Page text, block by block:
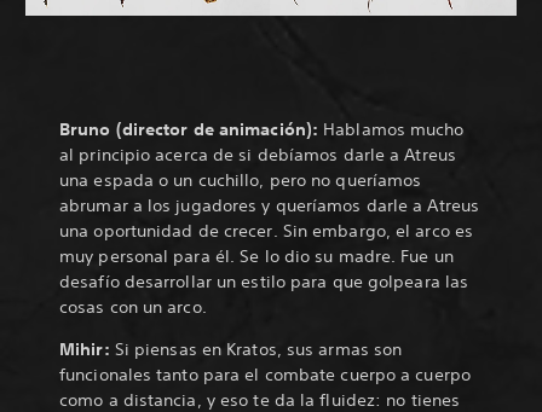
Bruno (director de animación): Hablamos mucho
al principio acerca de si debíamos darle a Atreus
una espada o un cuchillo, pero no queríamos
abrumar a los jugadores y queríamos darle a Atreus
una oportunidad de crecer. Sin embargo, el arco es
muy personal para él. Se lo dio su madre. Fue un
desafío desarrollar un estilo para que golpeara las
cosas con un arco.
Mihir: Si piensas en Kratos, sus armas son
funcionales tanto para el combate cuerpo a cuerpo
como a distancia, y eso te da la fluidez: no tienes